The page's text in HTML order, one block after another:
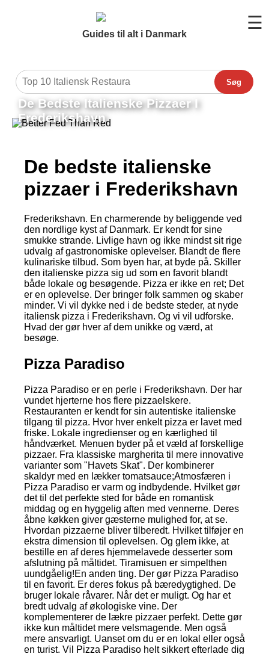
Guides til alt i Danmark
☰
Søg
De Bedste Italienske Pizzaer I
Frederikshavn
De bedste italienske
pizzaer i Frederikshavn
Frederikshavn. En charmerende by beliggende ved
den nordlige kyst af Danmark. Er kendt for sine
smukke strande. Livlige havn og ikke mindst sit rige
udvalg af gastronomiske oplevelser. Blandt de flere
kulinariske tilbud. Som byen har, at byde på. Skiller
den italienske pizza sig ud som en favorit blandt
både lokale og besøgende. Pizza er ikke en ret; Det
er en oplevelse. Der bringer folk sammen og skaber
minder. Vi vil dykke ned i de bedste steder, at nyde
italiensk pizza i Frederikshavn. Og vi vil udforske.
Hvad der gør hver af dem unikke og værd, at
besøge.
Pizza Paradiso
Pizza Paradiso er en perle i Frederikshavn. Der har
vundet hjerterne hos flere pizzaelskere.
Restauranten er kendt for sin autentiske italienske
tilgang til pizza. Hvor hver enkelt pizza er lavet med
friske. Lokale ingredienser og en kærlighed til
håndværket. Menuen byder på et væld af forskellige
pizzaer. Fra klassiske margherita til mere innovative
varianter som "Havets Skat". Der kombinerer
skaldyr med en lækker tomatsauce;Atmosfæren i
Pizza Paradiso er varm og indbydende. Hvilket gør
det til det perfekte sted for både en romantisk
middag og en hyggelig aften med vennerne. Deres
åbne køkken giver gæsterne mulighed for, at se.
Hvordan pizzaerne bliver tilberedt. Hvilket tilføjer en
ekstra dimension til oplevelsen. Og glem ikke, at
bestille en af deres hjemmelavede desserter som
afslutning på måltidet. Tiramisuen er simpelthen
uundgåelig!En anden ting. Der gør Pizza Paradiso
til en favorit. Er deres fokus på bæredygtighed. De
bruger lokale råvarer. Når det er muligt. Og har et
bredt udvalg af økologiske vine. Der
komplementerer de lækre pizzaer perfekt. Dette gør
ikke kun måltidet mere velsmagende. Men også
mere ansvarligt. Uanset om du er en lokal eller også
en turist. Vil Pizza Paradiso helt sikkert efterlade dig